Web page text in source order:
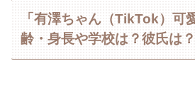
「有澤ちゃん（TikTok）可
齢・身長や学校は？彼氏は